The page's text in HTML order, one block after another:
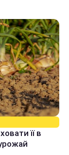
її в